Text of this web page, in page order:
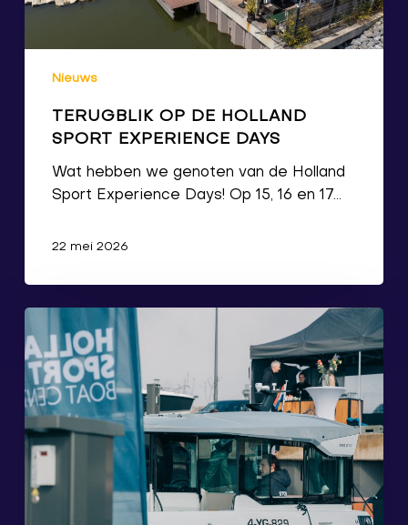
Nieuws
TERUGBLIK OP DE HOLLAND
SPORT EXPERIENCE DAYS
Wat hebben we genoten van de Holland
Sport Experience Days! Op 15, 16 en 17…
22 mei 2026